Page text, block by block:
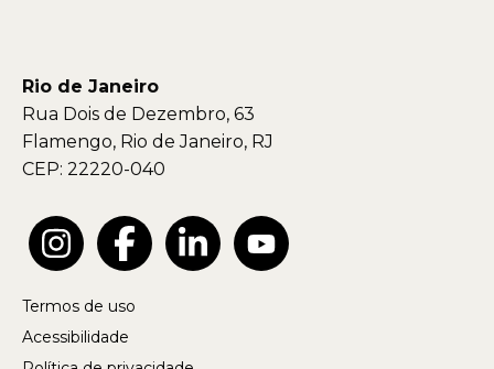
Rio de Janeiro
Rua Dois de Dezembro, 63
Flamengo, Rio de Janeiro, RJ
CEP: 22220-040
Termos de uso
Acessibilidade